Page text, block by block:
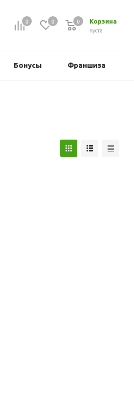
0 0 Корзина
пуста
0
Бонусы Франшиза